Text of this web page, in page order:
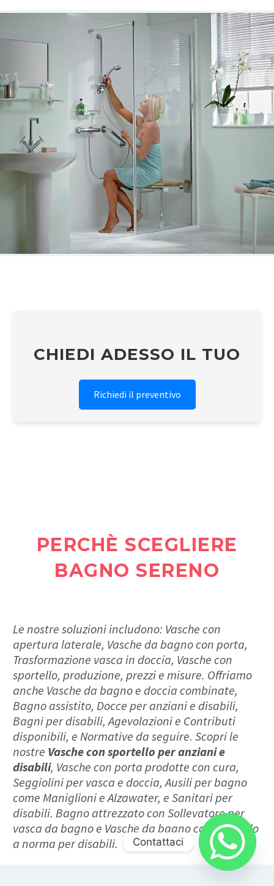
CHIEDI ADESSO IL TUO
Richiedi il preventivo
PERCHÈ SCEGLIERE
BAGNO SERENO
Le nostre soluzioni includono: Vasche con
apertura laterale, Vasche da bagno con porta,
Trasformazione vasca in doccia, Vasche con
sportello, produzione, prezzi e misure. Offriamo
anche Vasche da bagno e doccia combinate,
Bagno assistito, Docce per anziani e disabili,
Bagni per disabili, Agevolazioni e Contributi
disponibili, e Normative da seguire. Scopri le
nostre Vasche con sportello per anziani e
disabili, Vasche con porta prodotte con cura,
Seggiolini per vasca e doccia, Ausili per bagno
come Maniglioni e Alzawater, e Sanitari per
disabili. Bagno attrezzato con Sollevatore per
vasca da bagno e Vasche da bagno con sportello
a norma per disabili.
Contattaci